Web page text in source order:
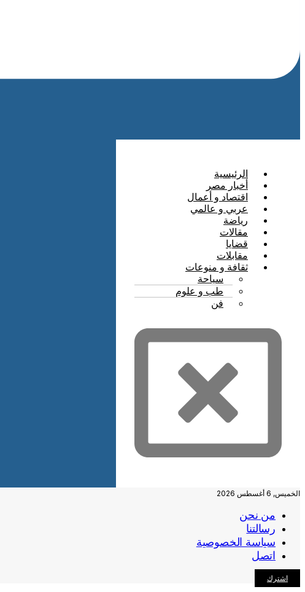
الرئيسية
أخبار مصر
اقتصاد و أعمال
عربي و عالمي
رياضة
مقالات
قضايا
مقابلات
ثقافة و منوعات
سياحة
طب و علوم
فن
الخميس, 6 أغسطس 2026
من نحن
رسالتنا
سياسة الخصوصية
اتصل
اشترك